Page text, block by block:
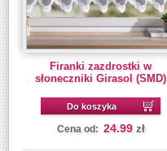
Firanki zazdrostki w
słoneczniki Girasol (SMD)
Do koszyka
Cena od: 24.99 zł